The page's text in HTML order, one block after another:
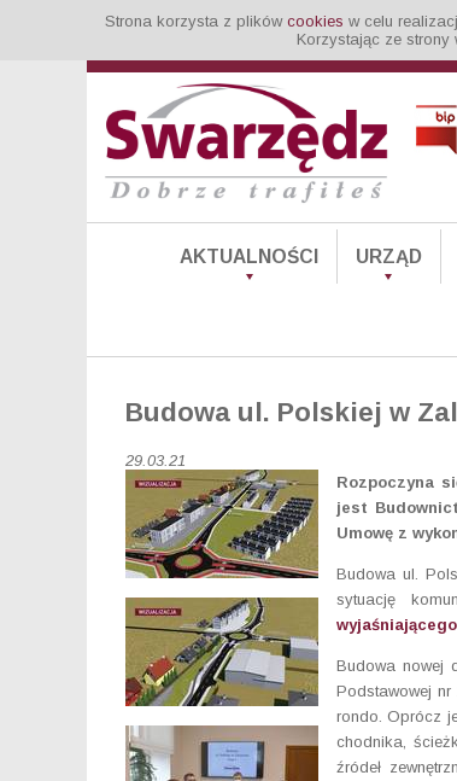
Strona korzysta z plików cookies w celu
Korzystając ze
AKTUALNOŚCI URZĄD
Budowa ul. Polskiej w
29.03.21
Rozpoczyna
jest
Umowę z
Budowa ul.
sytuację
Budowa nowej
Podstawowej
rondo. Oprócz
chodnika,
źródeł